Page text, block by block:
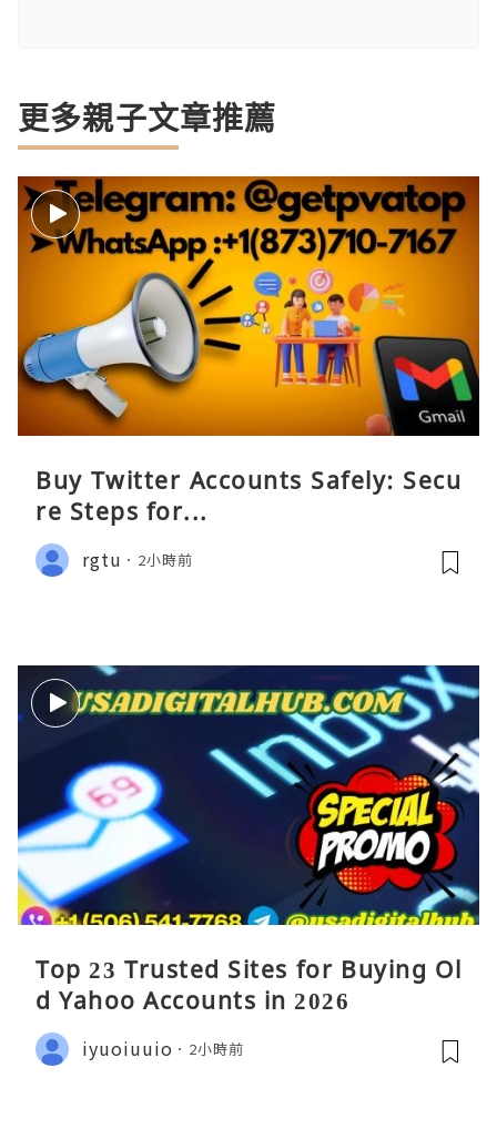
更多親子文章推薦
Buy Twitter Accounts Safely: Secu
re Steps for...
rgtu 2小時前
Top 23 Trusted Sites for Buying Ol
d Yahoo Accounts in 2026
iyuoiuuio 2小時前